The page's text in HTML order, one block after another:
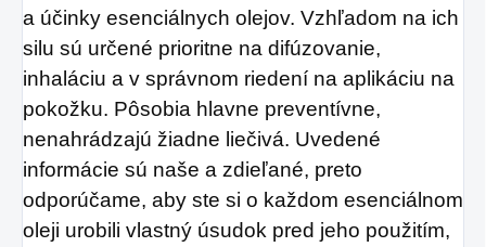
a účinky esenciálnych olejov. Vzhľadom na ich
silu sú určené prioritne na difúzovanie,
inhaláciu a v správnom riedení na aplikáciu na
pokožku. Pôsobia hlavne preventívne,
nenahrádzajú žiadne liečivá. Uvedené
informácie sú naše a zdieľané, preto
odporúčame, aby ste si o každom esenciálnom
oleji urobili vlastný úsudok pred jeho použitím,